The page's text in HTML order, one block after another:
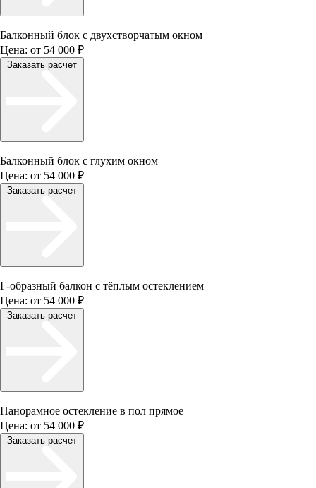
Балконный блок с двухстворчатым окном
Цена: от 54 000 ₽
Заказать расчет
Балконный блок с глухим окном
Цена: от 54 000 ₽
Заказать расчет
Г-образный балкон с тёплым остеклением
Цена: от 54 000 ₽
Заказать расчет
Панорамное остекление в пол прямое
Цена: от 54 000 ₽
Заказать расчет